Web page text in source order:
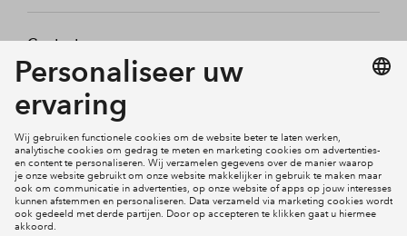
Contact
Mijn profiel
Social Media